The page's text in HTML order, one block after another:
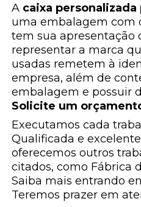
A caixa
uma embalagem com
tem sua apresentação
representar a marca
usadas remetem à
empresa, além de
embalagem e possuir
Solicite um
Executamos cada
Qualificada e
oferecemos outros
citados, como Fábrica
Saiba mais entrando
Teremos prazer em